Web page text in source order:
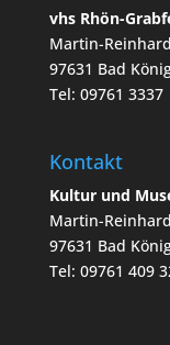
vhs Rhön-
Martin-
97631 Bad
Tel: 09761 3337
Kontakt
Kultur und
Martin-
97631 Bad
Tel: 09761 409